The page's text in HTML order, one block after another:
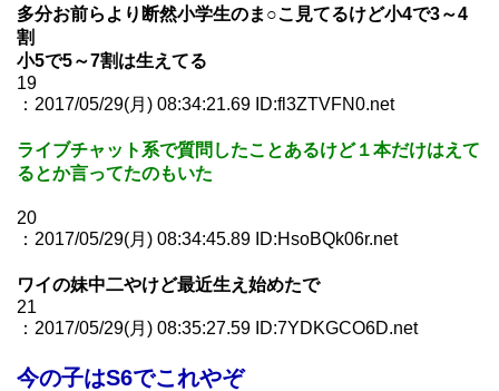
多分お前らより断然小学生のま○こ見てるけど小4で3～4
割
小5で5～7割は生えてる
19
：2017/05/29(月) 08:34:21.69 ID:fl3ZTVFN0.net
ライブチャット系で質問したことあるけど１本だけはえて
るとか言ってたのもいた
20
：2017/05/29(月) 08:34:45.89 ID:HsoBQk06r.net
ワイの妹中二やけど最近生え始めたで
21
：2017/05/29(月) 08:35:27.59 ID:7YDKGCO6D.net
今の子はS6でこれやぞ